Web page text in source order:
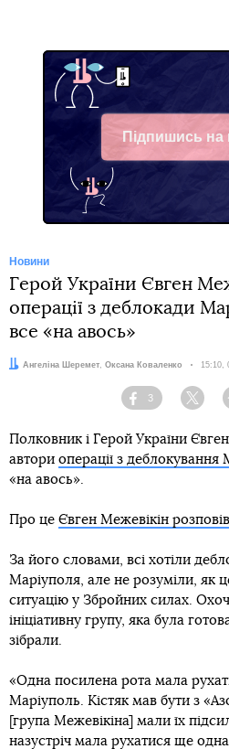
Підпишись на
Telegram
Новини
Герой України Євген
операції з деблокади
все «на авось»
Автори:
Ангеліна Шеремет, Оксана Коваленко Дата:
15:10,
Facebook
3
Полковник і Герой України
автори операції з деблокування
«на авось».
Про це Євген Межевікін
За його словами, всі хотіли
Маріуполя, але не розуміли, як
ситуацію у Збройних силах.
ініціативну групу, яка була
зібрали.
«Одна посилена рота мала
Маріуполь. Кістяк мав бути з
[група Межевікіна] мали їх
назустріч мала рухатися ще